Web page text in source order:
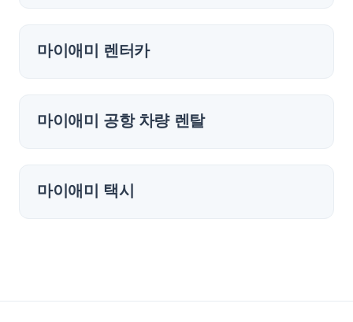
마이애미 렌터카
마이애미 공항 차량 렌탈
마이애미 택시